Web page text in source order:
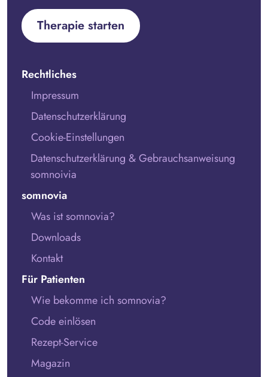
Therapie starten
Rechtliches
Impressum
Datenschutzerklärung
Cookie-Einstellungen
Datenschutzerklärung & Gebrauchsanweisung
somnoivia
somnovia
Was ist somnovia?
Downloads
Kontakt
Für Patienten
Wie bekomme ich somnovia?
Code einlösen
Rezept-Service
Magazin